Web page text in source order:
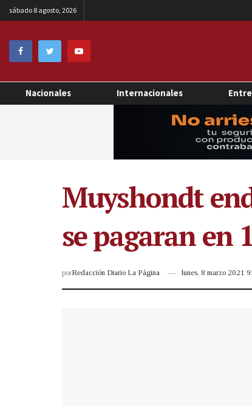
sábado 8 agosto, 2026
Nacionales Internacionales
Muyshondt
se pagaran en
porRedacción Diario La Página lunes, 8 marzo 2021